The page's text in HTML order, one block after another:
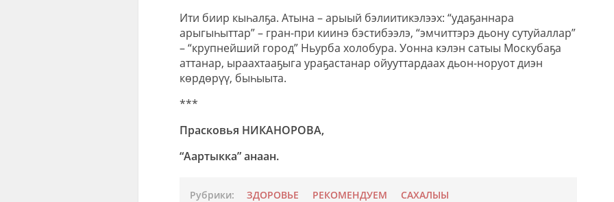
Ити биир кыһалҕа. Атына – арыый бэлиитикэлээх: “удаҕаннара
арыгыһыттар” – гран-при киинэ бэстибээлэ, “эмчиттэрэ дьону сутуйаллар”
– “крупнейший город” Ньурба холобура. Уонна кэлэн сатыы Москубаҕа
аттанар, ыраахтааҕыга ураҕастанар ойууттардаах дьон-норуот диэн
көрдөрүү, быһыыта.
***
Прасковья НИКАНОРОВА,
“Аартыкка” анаан.
Рубрики: ЗДОРОВЬЕ РЕКОМЕНДУЕМ
САХАЛЫЫ